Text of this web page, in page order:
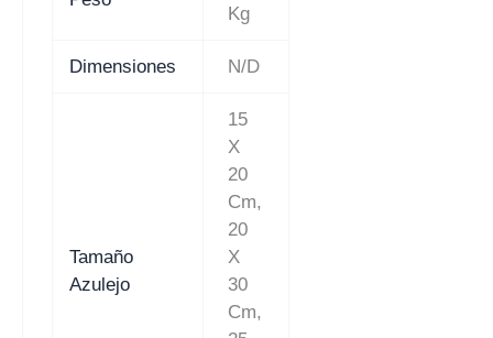
Kg
Dimensiones N/D
Tamaño
Azulejo
15
X
20
Cm,
20
X
30
Cm,